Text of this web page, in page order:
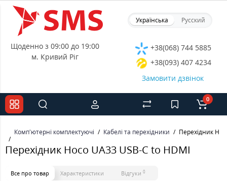
Українська Русский
Щоденно з 09:00 до 19:00
м. Кривий Ріг
+38(068) 744 5885
+38(093) 407 4234
Замовити дзвінок
0
Комп'ютерні комплектуючі Кабелі та перехідники Перехідник
Перехідник Hoco UA33 USB-C to HDMI
Все про товар Характеристики Відгуки 0